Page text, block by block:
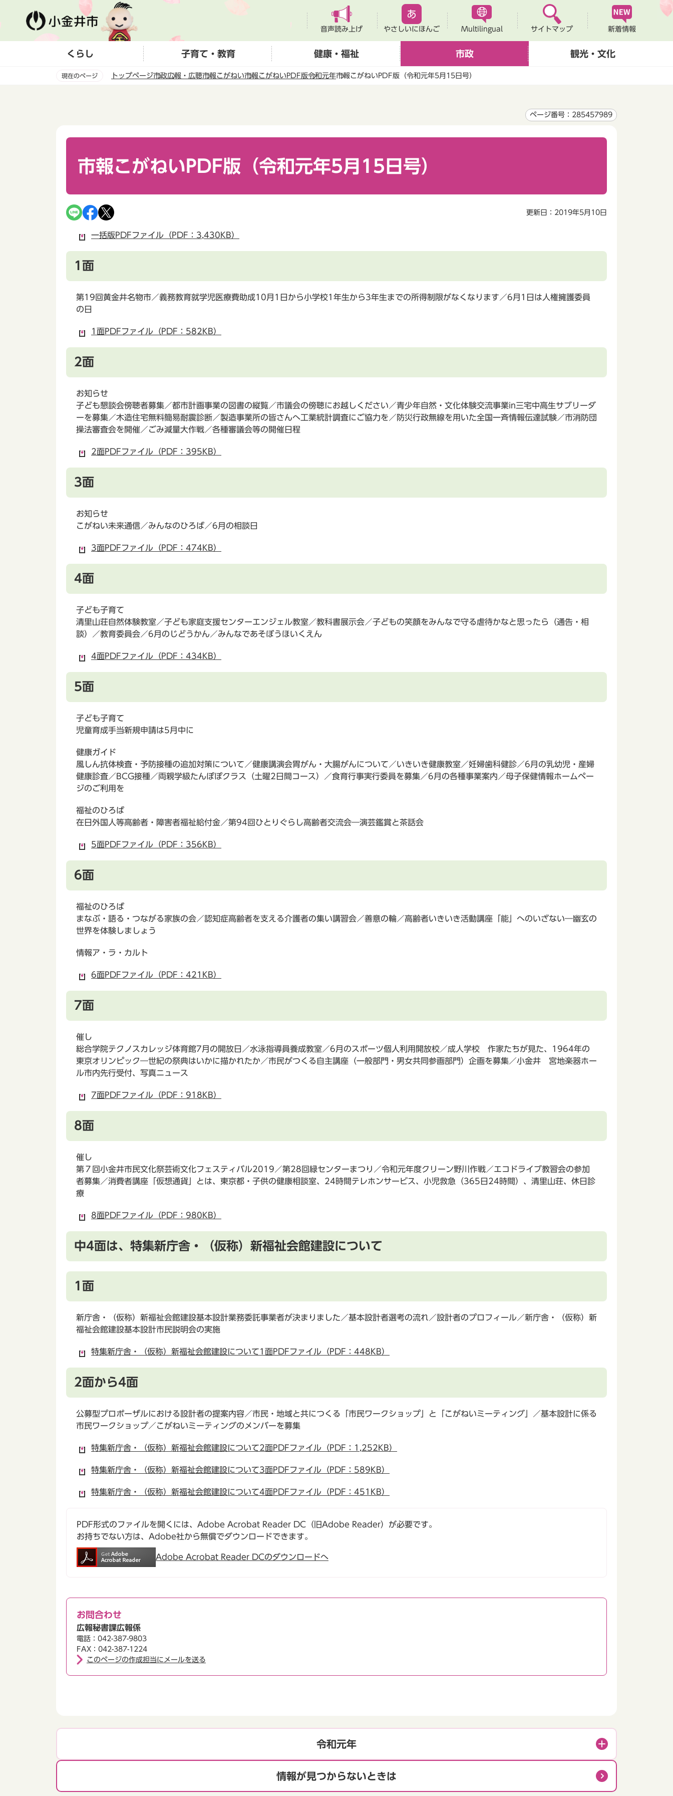
ー
音声読み上げ やさしいにほんご Multilingual サイトマップ 新着情報
くらし 子育て・教育 健康・福祉 市政 観光・文化
現在のページ トップページ市政広報・広聴市報こがねい市報こがねいPDF版令和元年市報こがねいPDF版（令和元年5月15日号）
ページ番号：285457989
市報こがねいPDF版（令和元年5月15日号）
更新日：2019年5月10日
一括版PDFファイル（PDF：3,430KB）
1面
第19回黄金井名物市／義務教育就学児医療費助成10月1日から小学校1年生から3年生までの所得制限がなくなります／6月1日は人権擁護委員
の日
1面PDFファイル（PDF：582KB）
2面
お知らせ
子ども懇談会傍聴者募集／都市計画事業の図書の縦覧／市議会の傍聴にお越しください／青少年自然・文化体験交流事業in三宅中高生サブリーダ
ーを募集／木造住宅無料簡易耐震診断／製造事業所の皆さんへ工業統計調査にご協力を／防災行政無線を用いた全国一斉情報伝達試験／市消防団
操法審査会を開催／ごみ減量大作戦／各種審議会等の開催日程
2面PDFファイル（PDF：395KB）
3面
お知らせ
こがねい未来通信／みんなのひろば／6月の相談日
3面PDFファイル（PDF：474KB）
4面
子ども子育て
清里山荘自然体験教室／子ども家庭支援センターエンジェル教室／教科書展示会／子どもの笑顔をみんなで守る虐待かなと思ったら（通告・相
談）／教育委員会／6月のじどうかん／みんなであそぼうほいくえん
4面PDFファイル（PDF：434KB）
5面
子ども子育て
児童育成手当新規申請は5月中に
健康ガイド
風しん抗体検査・予防接種の追加対策について／健康講演会胃がん・大腸がんについて／いきいき健康教室／妊婦歯科健診／6月の乳幼児・産婦
健康診査／BCG接種／両親学級たんぽぽクラス（土曜2日間コース）／食育行事実行委員を募集／6月の各種事業案内／母子保健情報ホームペー
ジのご利用を
福祉のひろば
在日外国人等高齢者・障害者福祉給付金／第94回ひとりぐらし高齢者交流会―演芸鑑賞と茶話会
5面PDFファイル（PDF：356KB）
6面
福祉のひろば
まなぶ・語る・つながる家族の会／認知症高齢者を支える介護者の集い講習会／善意の輪／高齢者いきいき活動講座「能」へのいざない―幽玄の
世界を体験しましょう
情報ア・ラ・カルト
6面PDFファイル（PDF：421KB）
7面
催し
総合学院テクノスカレッジ体育館7月の開放日／水泳指導員養成教室／6月のスポーツ個人利用開放校／成人学校 作家たちが見た、1964年の
東京オリンピック―世紀の祭典はいかに描かれたか／市民がつくる自主講座（一般部門・男女共同参画部門）企画を募集／小金井 宮地楽器ホー
ル市内先行受付、写真ニュース
7面PDFファイル（PDF：918KB）
8面
催し
第７回小金井市民文化祭芸術文化フェスティバル2019／第28回緑センターまつり／令和元年度クリーン野川作戦／エコドライブ教習会の参加
者募集／消費者講座「仮想通貨」とは、東京都・子供の健康相談室、24時間テレホンサービス、小児救急（365日24時間）、清里山荘、休日診
療
8面PDFファイル（PDF：980KB）
中4面は、特集新庁舎・（仮称）新福祉会館建設について
1面
新庁舎・（仮称）新福祉会館建設基本設計業務委託事業者が決まりました／基本設計者選考の流れ／設計者のプロフィール／新庁舎・（仮称）新
福祉会館建設基本設計市民説明会の実施
特集新庁舎・（仮称）新福祉会館建設について1面PDFファイル（PDF：448KB）
2面から4面
公募型プロポーザルにおける設計者の提案内容／市民・地域と共につくる「市民ワークショップ」と「こがねいミーティング」／基本設計に係る
市民ワークショップ／こがねいミーティングのメンバーを募集
特集新庁舎・（仮称）新福祉会館建設について2面PDFファイル（PDF：1,252KB）
特集新庁舎・（仮称）新福祉会館建設について3面PDFファイル（PDF：589KB）
特集新庁舎・（仮称）新福祉会館建設について4面PDFファイル（PDF：451KB）
PDF形式のファイルを開くには、Adobe Acrobat Reader DC（旧Adobe Reader）が必要です。
お持ちでない方は、Adobe社から無償でダウンロードできます。
Adobe Acrobat Reader DCのダウンロードへ
お問合わせ
広報秘書課広報係
電話：042-387-9803
FAX：042-387-1224
このページの作成担当にメールを送る
令和元年
情報が見つからないときは